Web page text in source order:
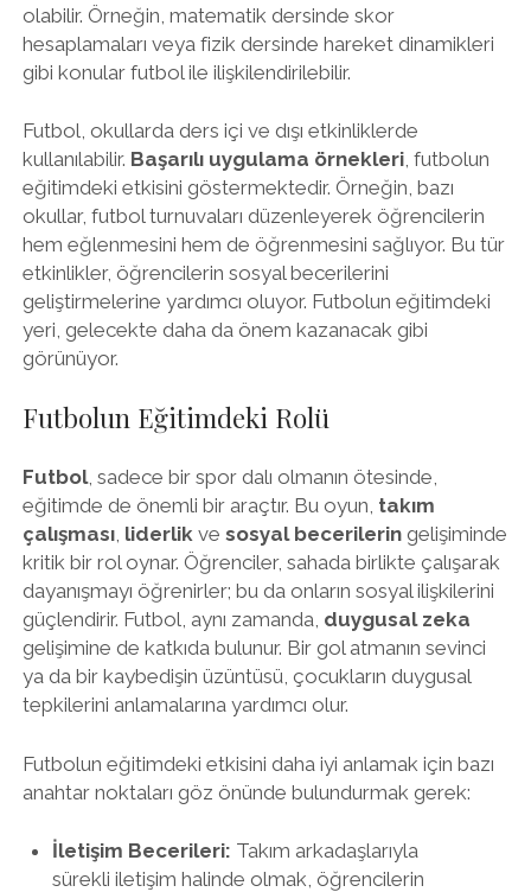
olabilir. Örneğin, matematik dersinde skor
hesaplamaları veya fizik dersinde hareket dinamikleri
gibi konular futbol ile ilişkilendirilebilir.
Futbol, okullarda ders içi ve dışı etkinliklerde
kullanılabilir. Başarılı uygulama örnekleri, futbolun
eğitimdeki etkisini göstermektedir. Örneğin, bazı
okullar, futbol turnuvaları düzenleyerek öğrencilerin
hem eğlenmesini hem de öğrenmesini sağlıyor. Bu tür
etkinlikler, öğrencilerin sosyal becerilerini
geliştirmelerine yardımcı oluyor. Futbolun eğitimdeki
yeri, gelecekte daha da önem kazanacak gibi
görünüyor.
Futbolun Eğitimdeki Rolü
Futbol, sadece bir spor dalı olmanın ötesinde,
eğitimde de önemli bir araçtır. Bu oyun, takım
çalışması, liderlikve sosyal becerileringelişiminde
kritik bir rol oynar. Öğrenciler, sahada birlikte çalışarak
dayanışmayı öğrenirler; bu da onların sosyal ilişkilerini
güçlendirir. Futbol, aynı zamanda, duygusal zeka
gelişimine de katkıda bulunur. Bir gol atmanın sevinci
ya da bir kaybedişin üzüntüsü, çocukların duygusal
tepkilerini anlamalarına yardımcı olur.
Futbolun eğitimdeki etkisini daha iyi anlamak için bazı
anahtar noktaları göz önünde bulundurmak gerek:
İletişim Becerileri: Takım arkadaşlarıyla
sürekli iletişim halinde olmak, öğrencilerin